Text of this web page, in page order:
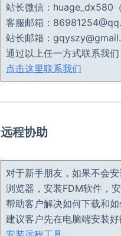
站长微信：huage_dx580
客服邮箱：
站长邮箱：
通过以上任一方式联系我
点击这里联系我们
远程协助
对于新手朋友，如果不会
浏览器，安装FDM软件，
帮助客户解决如何下载和
建议客户先在电脑端安装